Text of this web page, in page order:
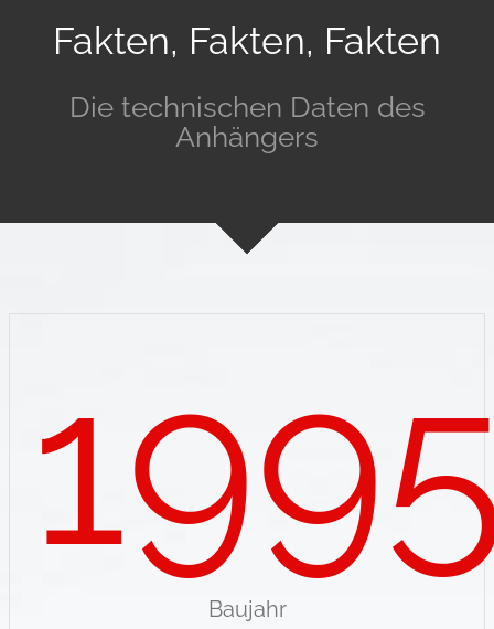
Fakten, Fakten, Fakten
Die technischen Daten des
Anhängers
Baujahr